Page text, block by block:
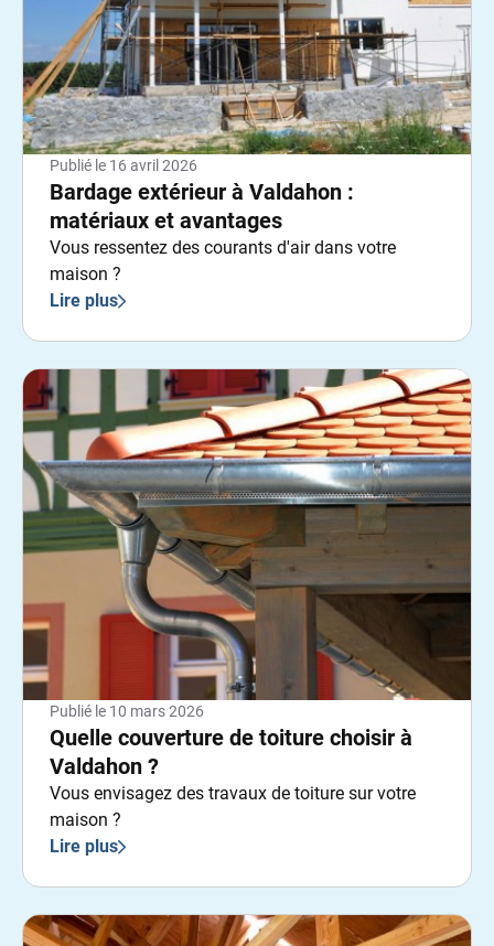
Publié le 16 avril 2026
Bardage extérieur à Valdahon :
matériaux et avantages
Vous ressentez des courants d'air dans votre
maison ?
Lire plus
Publié le 10 mars 2026
Quelle couverture de toiture choisir à
Valdahon ?
Vous envisagez des travaux de toiture sur votre
maison ?
Lire plus